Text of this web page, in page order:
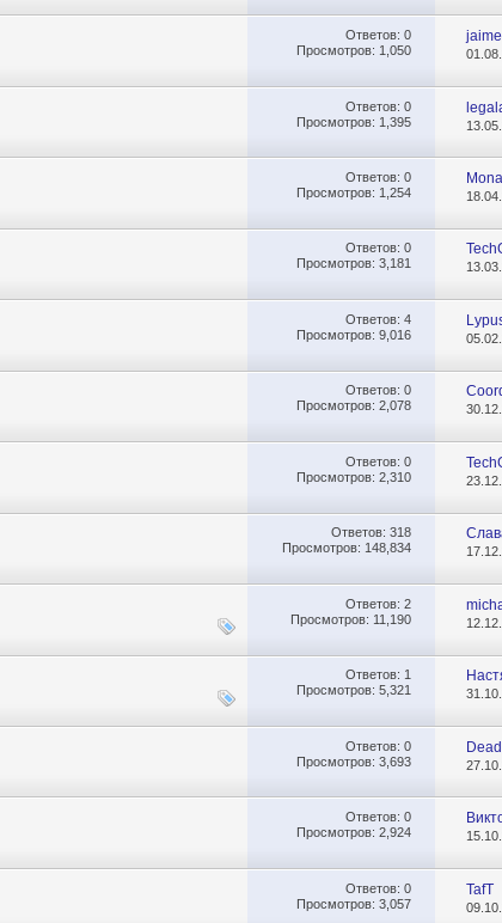
Ответов: 0
Просмотров: 1,050
Ответов: 0
Просмотров: 1,395
Ответов: 0
Просмотров: 1,254
Ответов: 0
Просмотров: 3,181
Ответов: 4
Просмотров: 9,016
Ответов: 0
Просмотров: 2,078
Ответов: 0
Просмотров: 2,310
Ответов: 318
Просмотров: 148,834
Ответов: 2
Просмотров: 11,190
Ответов: 1
Просмотров: 5,321
Ответов: 0
Просмотров: 3,693
Ответов: 0
Просмотров: 2,924
Ответов: 0
Просмотров: 3,057
TafT